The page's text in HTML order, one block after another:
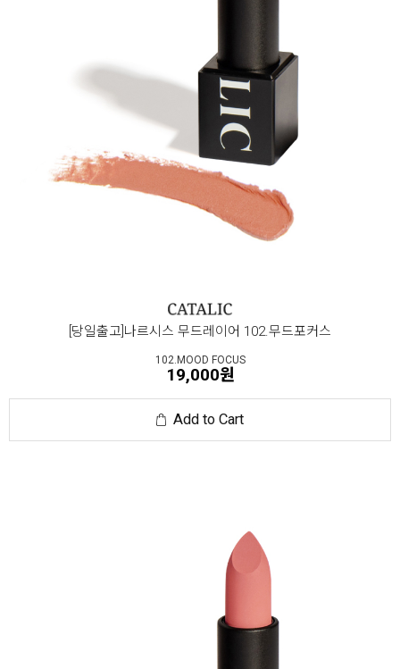
[당일출고]나르시스 무드레이어 102.무드포커스
102.MOOD FOCUS
19,000원
Add to Cart